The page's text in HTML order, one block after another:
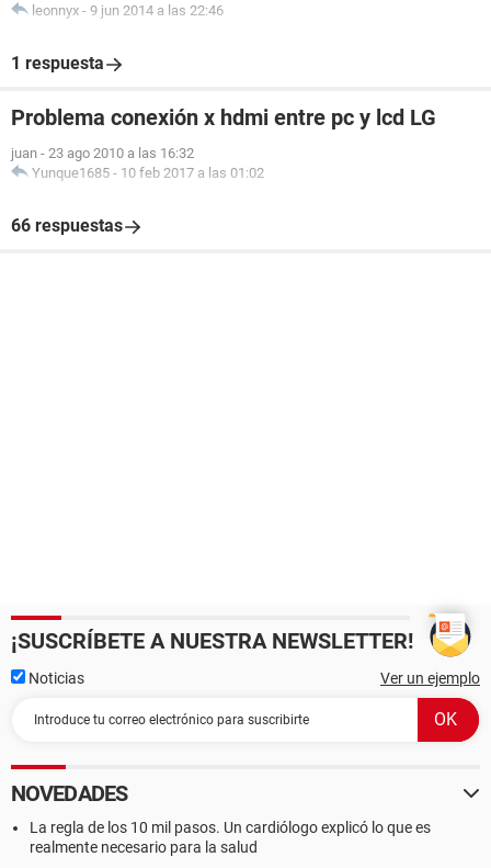
leonnyx - 9 jun 2014 a las 22:46
1 respuesta
Problema conexión x hdmi entre pc y lcd LG
juan - 23 ago 2010 a las 16:32
Yunque1685 - 10 feb 2017 a las 01:02
66 respuestas
¡SUSCRÍBETE A NUESTRA NEWSLETTER!
Noticias Ver un ejemplo
NOVEDADES
La regla de los 10 mil pasos. Un cardiólogo explicó lo que es
realmente necesario para la salud